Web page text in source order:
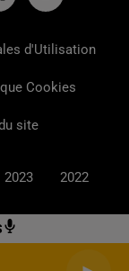
d'Utilisation
Cookies
site
2023 2022